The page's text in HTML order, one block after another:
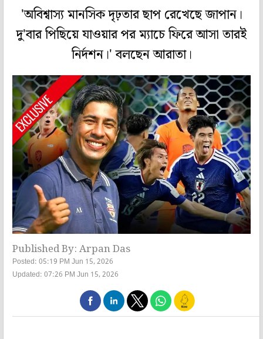
'অবিশ্বাস্য মানসিক দৃঢ়তার ছাপ রেখেছে জাপান।
দু'বার পিছিয়ে যাওয়ার পর ম্যাচে ফিরে আসা তারই
নির্দশন।' বলছেন আরাতা।
Published By: Arpan Das
Posted: 05:19 PM Jun 15, 2026
Updated: 07:26 PM Jun 15, 2026